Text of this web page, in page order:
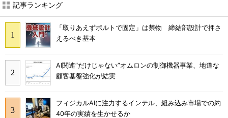
記事ランキング
「取りあえずボルトで固定」は禁物 締結部設計で押さ
えるべき基本
AI関連“だけじゃない”オムロンの制御機器事業、地道な
顧客基盤強化が結実
フィジカルAIに注力するインテル、組み込み市場での約
40年の実績を生かせるか